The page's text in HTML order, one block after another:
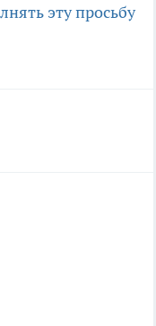
эту просьбу